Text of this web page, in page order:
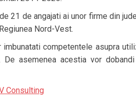
21 de angajati ai unor firme din
Nord-Vest.
competentele asupra
asemenea acestia vor
Consulting